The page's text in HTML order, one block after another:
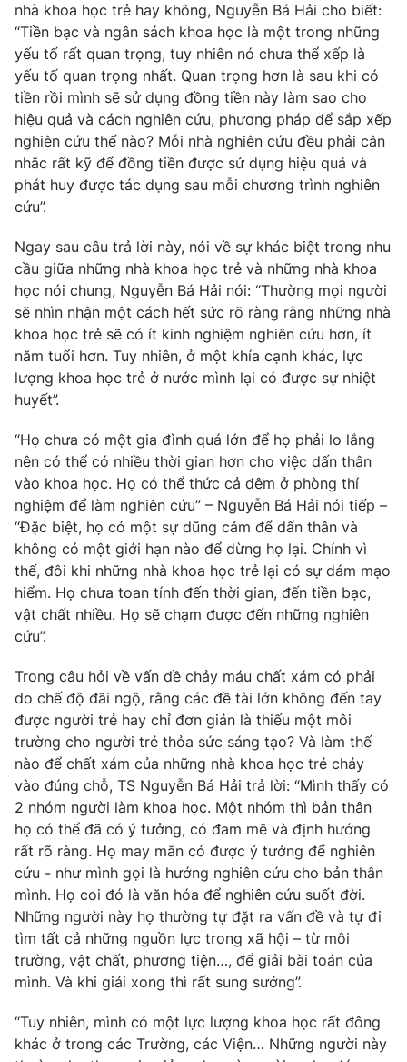
VTV Sức khoẻ Bất động sản
Thị trường 24h Tấm lòng Việt
VTV4 Vươn mình bằng AI
VTV9 VTV8
Liên hệ tòa soạn English
THỜI BÁO VTV
Theo dõi báo trên
Cơ quan chủ quản: Đài Truyền hình Việt Nam
Cơ quan báo chí:Thời báo VTV
Giấy phép hoạt động báo in và báo điện tử số 483/GP-BTTTT
cấp ngày 29/12/2023
Tổng Biên tập: Vũ Thanh Thủy
Phó Tổng Biên tập:
Nguyễn Thị Mỹ Hạnh, Phạm Quốc Thắng,
Nguyễn Trọng Ninh
Tổng đài VTV:
024.38 355 931 - 024.38 355 932
Ðiện thoại Thời báo VTV:
Liên hệ quảng cáo: 024-7300.7108
® Cấm sao chép dưới mọi hình thức nếu không có sự chấp
thuận bằng văn bản. Ghi rõ nguồn VTV.vn khi phát hành lại
thông tin từ website này.
nhà khoa học trẻ hay không, Nguyễn Bá Hải cho biết:
“Tiền bạc và ngân sách khoa học là một trong những
yếu tố rất quan trọng, tuy nhiên nó chưa thể xếp là
yếu tố quan trọng nhất. Quan trọng hơn là sau khi có
tiền rồi mình sẽ sử dụng đồng tiền này làm sao cho
hiệu quả và cách nghiên cứu, phương pháp để sắp xếp
nghiên cứu thế nào? Mỗi nhà nghiên cứu đều phải cân
nhắc rất kỹ để đồng tiền được sử dụng hiệu quả và
phát huy được tác dụng sau mỗi chương trình nghiên
cứu”.
Ngay sau câu trả lời này, nói về sự khác biệt trong nhu
cầu giữa những nhà khoa học trẻ và những nhà khoa
học nói chung, Nguyễn Bá Hải nói: “Thường mọi người
sẽ nhìn nhận một cách hết sức rõ ràng rằng những nhà
khoa học trẻ sẽ có ít kinh nghiệm nghiên cứu hơn, ít
năm tuổi hơn. Tuy nhiên, ở một khía cạnh khác, lực
lượng khoa học trẻ ở nước mình lại có được sự nhiệt
huyết”.
“Họ chưa có một gia đình quá lớn để họ phải lo lắng
nên có thể có nhiều thời gian hơn cho việc dấn thân
vào khoa học. Họ có thể thức cả đêm ở phòng thí
nghiệm để làm nghiên cứu” – Nguyễn Bá Hải nói tiếp –
“Đặc biệt, họ có một sự dũng cảm để dấn thân và
không có một giới hạn nào để dừng họ lại. Chính vì
thế, đôi khi những nhà khoa học trẻ lại có sự dám mạo
hiểm. Họ chưa toan tính đến thời gian, đến tiền bạc,
vật chất nhiều. Họ sẽ chạm được đến những nghiên
cứu”.
Trong câu hỏi về vấn đề chảy máu chất xám có phải
do chế độ đãi ngộ, rằng các đề tài lớn không đến tay
được người trẻ hay chỉ đơn giản là thiếu một môi
trường cho người trẻ thỏa sức sáng tạo? Và làm thế
nào để chất xám của những nhà khoa học trẻ chảy
vào đúng chỗ, TS Nguyễn Bá Hải trả lời: “Mình thấy có
2 nhóm người làm khoa học. Một nhóm thì bản thân
họ có thể đã có ý tưởng, có đam mê và định hướng
rất rõ ràng. Họ may mắn có được ý tưởng để nghiên
cứu - như mình gọi là hướng nghiên cứu cho bản thân
mình. Họ coi đó là văn hóa để nghiên cứu suốt đời.
Những người này họ thường tự đặt ra vấn đề và tự đi
tìm tất cả những nguồn lực trong xã hội – từ môi
trường, vật chất, phương tiện…, để giải bài toán của
mình. Và khi giải xong thì rất sung sướng”.
“Tuy nhiên, mình có một lực lượng khoa học rất đông
khác ở trong các Trường, các Viện… Những người này